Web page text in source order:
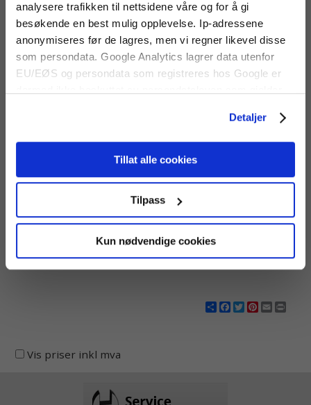
analysere trafikken til nettsidene våre og for å gi
besøkende en best mulig opplevelse. Ip-adressene
anonymiseres før de lagres, men vi regner likevel disse
som persondata. Google Analytics lagrer data utenfor
EU/EØS og persondata som registreres hos Google er
Detaljer
Tillat alle cookies
Tilpass
Kun nødvendige cookies
Hagner TLS-420/SW
Luminanstransmitter
luminanstransmitter for måling
av tunnelbelysning.
Hagner L-202 20°
luminansmåler
Bærbar og enkel
luminansmåler for vei og
tunnel.
ShareFacebook
Twitter
Pinterest
Email
Vis priser inkl mva